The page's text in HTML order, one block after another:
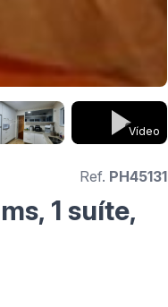
Vídeo
Ref. PH45131
1 suíte,